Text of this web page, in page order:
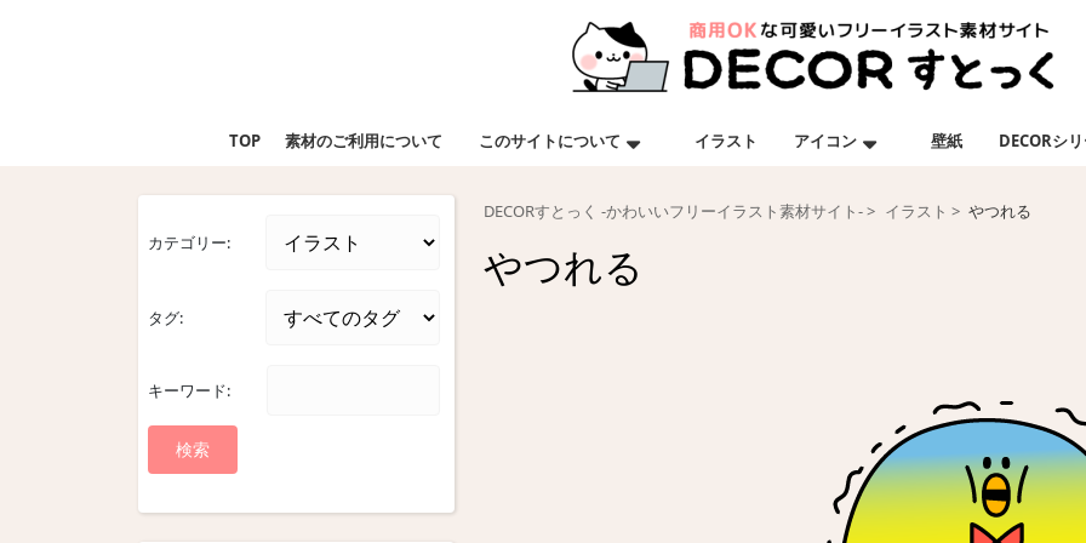
TOP 素材のご利用について このサイトについて イラスト アイコン 壁紙 DECORシ
カテゴリー:
タグ:
キーワード:
DECORすとっく -かわいいフリーイラスト素材サイト- イラスト やつれる
やつれる